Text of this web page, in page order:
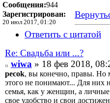
Сообщения:944
Зарегистрирован:
20 июл 2017, 01:20
Ответить с цитатой
Re: Свадьба или ...?
wiwa» 18 фев 2018,
pecok, вы конечно, правы. Но
этого не понимают... Для них
семья, как у женщин, а личные
свое удобство и свои